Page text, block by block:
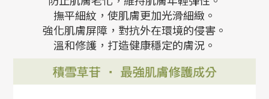
撫平細紋，使肌膚更加光滑細緻。
強化肌膚屏障，對抗外在環境的侵害。
溫和修護，打造健康穩定的膚況。